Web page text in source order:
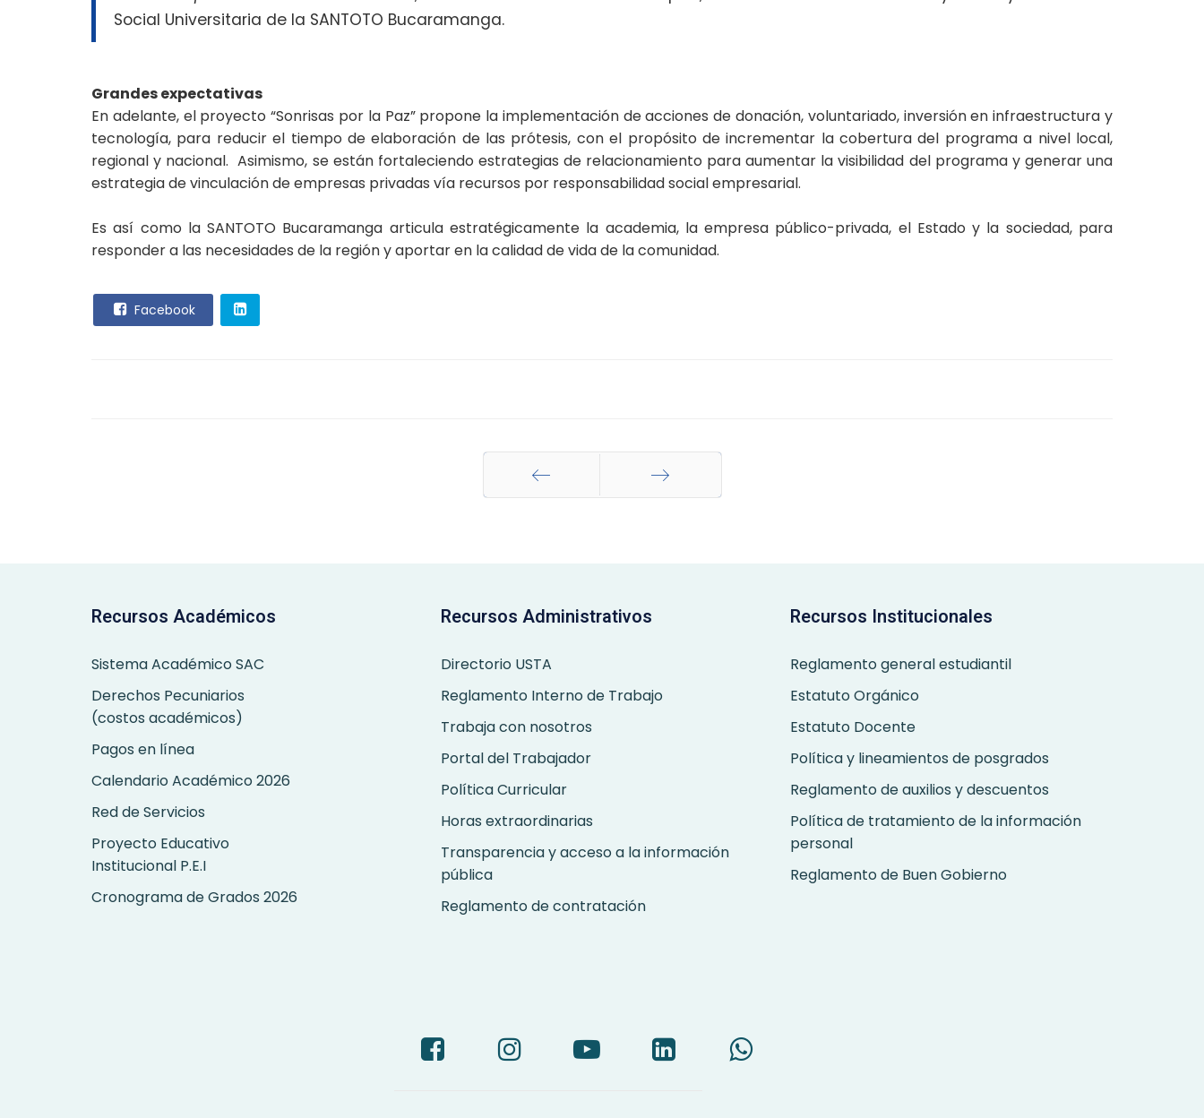
Social Universitaria de la SANTOTO Bucaramanga.
Grandes expectativas
En adelante, el proyecto “Sonrisas por la Paz” propone la implementación de acciones de donación, voluntariado, inversión en infraestructura y
tecnología, para reducir el tiempo de elaboración de las prótesis, con el propósito de incrementar la cobertura del programa a nivel local,
regional y nacional. Asimismo, se están fortaleciendo estrategias de relacionamiento para aumentar la visibilidad del programa y generar una
estrategia de vinculación de empresas privadas vía recursos por responsabilidad social empresarial.
Es así como la SANTOTO Bucaramanga articula estratégicamente la academia, la empresa público-privada, el Estado y la sociedad, para
responder a las necesidades de la región y aportar en la calidad de vida de la comunidad.
Facebook
Recursos Académicos
Sistema Académico SAC
Derechos Pecuniarios
(costos académicos)
Pagos en línea
Calendario Académico 2026
Red de Servicios
Proyecto Educativo
Institucional P.E.I
Cronograma de Grados 2026
Recursos Administrativos
Directorio USTA
Reglamento Interno de Trabajo
Trabaja con nosotros
Portal del Trabajador
Política Curricular
Horas extraordinarias
Transparencia y acceso a la información
pública
Reglamento de contratación
Recursos Institucionales
Reglamento general estudiantil
Estatuto Orgánico
Estatuto Docente
Política y lineamientos de posgrados
Reglamento de auxilios y descuentos
Política de tratamiento de la información
personal
Reglamento de Buen Gobierno